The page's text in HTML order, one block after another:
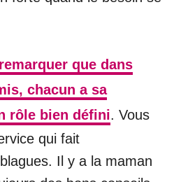
que dans
chacun a sa
rôle bien défini. Vous
qui fait
Il y a la maman